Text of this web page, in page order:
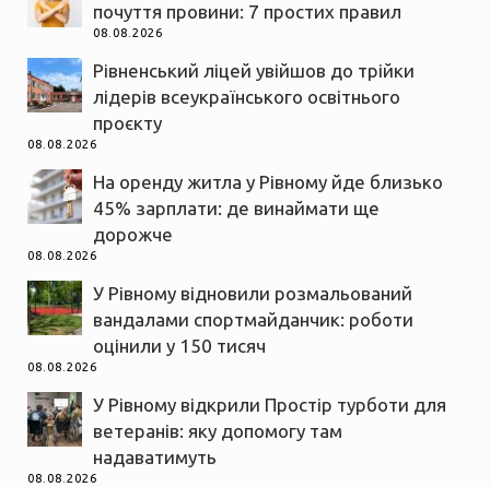
почуття провини: 7 простих правил
08.08.2026
Рівненський ліцей увійшов до трійки
лідерів всеукраїнського освітнього
проєкту
08.08.2026
На оренду житла у Рівному йде близько
45% зарплати: де винаймати ще
дорожче
08.08.2026
У Рівному відновили розмальований
вандалами спортмайданчик: роботи
оцінили у 150 тисяч
08.08.2026
У Рівному відкрили Простір турботи для
ветеранів: яку допомогу там
надаватимуть
08.08.2026